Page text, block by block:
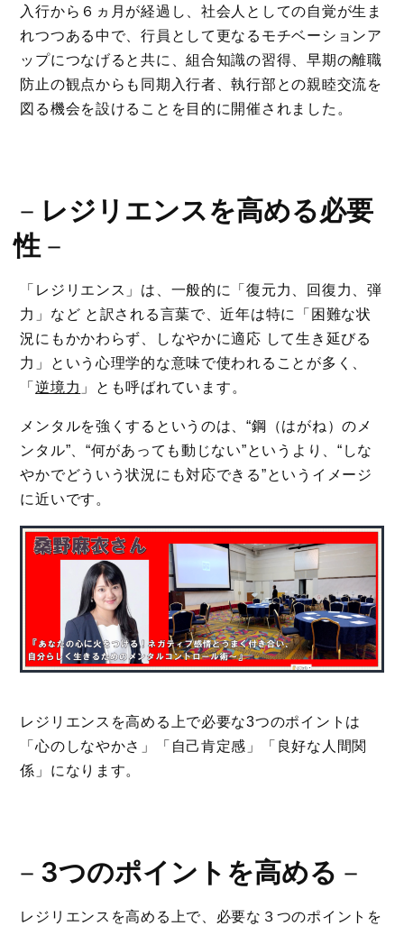
入行から６ヵ月が経過し、社会人としての自覚が生ま
れつつある中で、行員として更なるモチベーションア
ップにつなげると共に、組合知識の習得、早期の離職
防止の観点からも同期入行者、執行部との親睦交流を
図る機会を設けることを目的に開催されました。
－ レジリエンスを高める必要
性－
「レジリエンス」は、一般的に「復元力、回復力、弾
力」など と訳される言葉で、近年は特に「困難な状
況にもかかわらず、しなやかに適応 して生き延びる
力」という心理学的な意味で使われることが多く、
「逆境力 」とも呼ばれています。
メンタルを強くするというのは、“鋼（はがね）のメ
ンタル”、“何があっても動じない”というより、“しな
やかでどういう状況にも対応できる”というイメージ
に近いです。
レジリエンスを高める上で必要な3つのポイントは
「心のしなやかさ」「自己肯定感」「良好な人間関
係」になります。
－ 3つのポイントを高める －
レジリエンスを高める上で、必要な３つのポイントを